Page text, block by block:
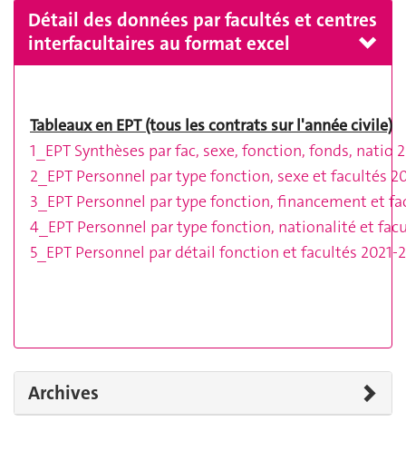
Détail des données par facultés et centres
interfacultaires au format excel
Tableaux en EPT (tous les contrats sur l'année civile)
1_EPT Synthèses par fac, sexe, fonction, fonds, natio
2_EPT Personnel par type fonction, sexe et facultés
3_EPT Personnel par type fonction, financement et
4_EPT Personnel par type fonction, nationalité et
5_EPT Personnel par détail fonction et facultés 2021-
Archives